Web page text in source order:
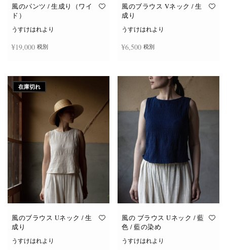
オ
ジ
選
択
で
き
ま
す
オ
ジ
か
ら
選
風のパンツ / 生成り（ワイ
ド）
うすけはれより
¥19,000 税別
風のブラウス Vネック / 生
成り
うすけはれより
¥6,500 税別
在庫切れ
風のブラウス Uネック / 生
成り
うすけはれより
風の ブラウス Uネック / 藍
色 / 藍の染め
うすけはれより